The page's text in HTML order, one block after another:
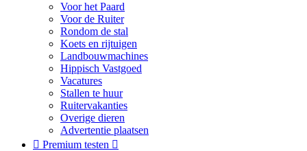
Voor het Paard
Voor de Ruiter
Rondom de stal
Koets en rijtuigen
Landbouwmachines
Hippisch Vastgoed
Vacatures
Stallen te huur
Ruitervakanties
Overige dieren
Advertentie plaatsen
 Premium testen 